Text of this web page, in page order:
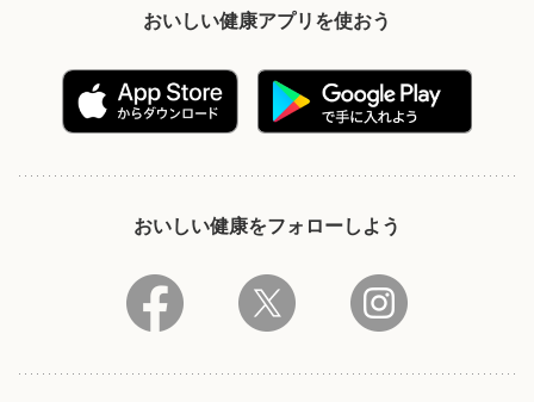
おいしい健康アプリを使おう
おいしい健康をフォローしよう